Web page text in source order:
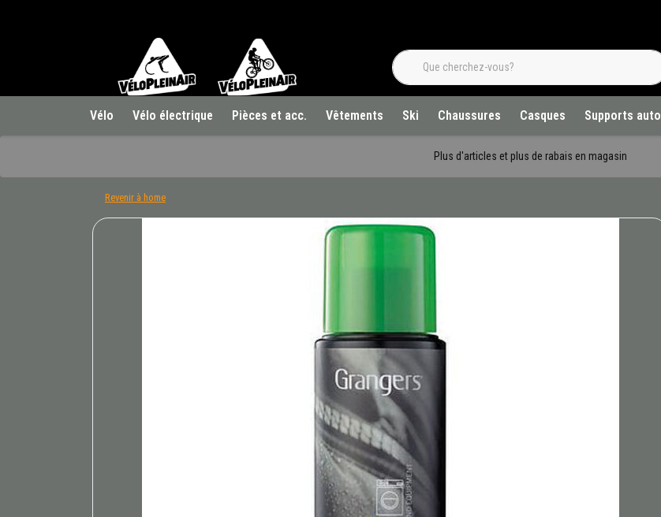
Vélo Vélo électrique Pièces et acc. Vêtements Ski Chaussures Casques Supports auto
Plus d'articles et plus de rabais en magasin
Revenir à home